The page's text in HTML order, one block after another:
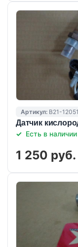
Артикул: B21-
Датчик
Есть в наличии
1 250 руб.